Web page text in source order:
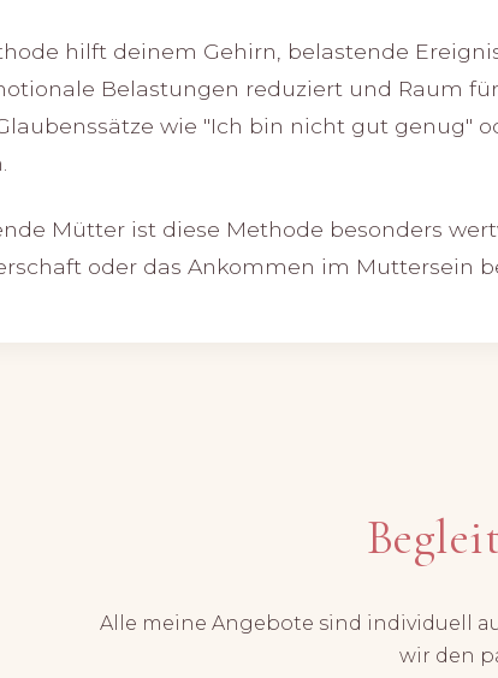
hilft deinem Gehirn, belastende
Belastungen reduziert und Raum
wie "Ich bin nicht gut genug"
Mütter ist diese Methode besonders
oder das Ankommen im Muttersein
Alle meine Angebote sind individuell
wir den